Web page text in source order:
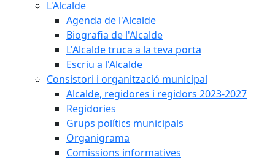
L'Alcalde
Agenda de l'Alcalde
Biografia de l'Alcalde
L'Alcalde truca a la teva porta
Escriu a l'Alcalde
Consistori i organització municipal
Alcalde, regidores i regidors 2023-2027
Regidories
Grups polítics municipals
Organigrama
Comissions informatives